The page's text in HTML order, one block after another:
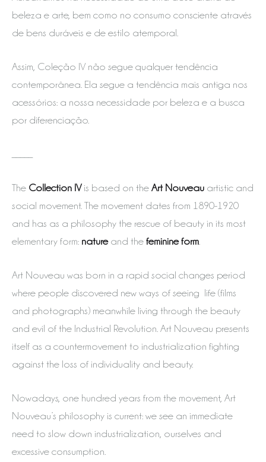
beleza e arte, bem como no consumo consciente através
de bens duráveis e de estilo atemporal.
Assim, Coleção IV não segue qualquer tendência
contemporânea. Ela segue a tendência mais antiga nos
acessórios: a nossa necessidade por beleza e a busca
por diferenciação.
The Collection IVis based on the Art Nouveau artistic and
social movement. The movement dates from 1890-1920
and has as a philosophy the rescue of beauty in its most
elementary form: natureand the feminine form
Art Nouveau was born in a rapid social changes period
where people discovered new ways of seeing life (films
and photographs) meanwhile living through the beauty
and evil of the Industrial Revolution. Art Nouveau presents
itself as a countermovement to industrialization fighting
against the loss of individuality and beauty.
Nowadays, one hundred years from the movement, Art
Nouveau’s philosophy is current: we see an immediate
need to slow down industrialization, ourselves and
excessive consumption.